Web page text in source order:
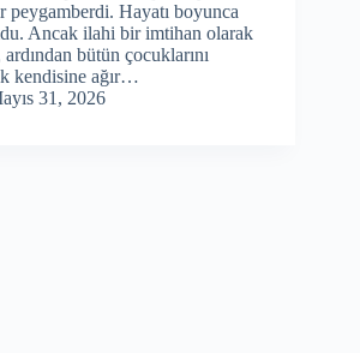
peygamberdi. Hayatı boyunca
Ancak ilahi bir imtihan olarak
bütün çocuklarını
kendisine ağır…
31, 2026